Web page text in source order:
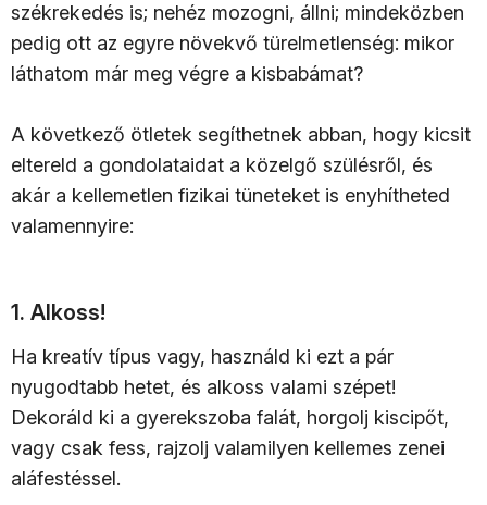
székrekedés is; nehéz mozogni, állni; mindeközben
pedig ott az egyre növekvő türelmetlenség: mikor
láthatom már meg végre a kisbabámat?
A következő ötletek segíthetnek abban, hogy kicsit
eltereld a gondolataidat a közelgő szülésről, és
akár a kellemetlen fizikai tüneteket is enyhítheted
valamennyire:
1. Alkoss!
Ha kreatív típus vagy, használd ki ezt a pár
nyugodtabb hetet, és alkoss valami szépet!
Dekoráld ki a gyerekszoba falát, horgolj kiscipőt,
vagy csak fess, rajzolj valamilyen kellemes zenei
aláfestéssel.